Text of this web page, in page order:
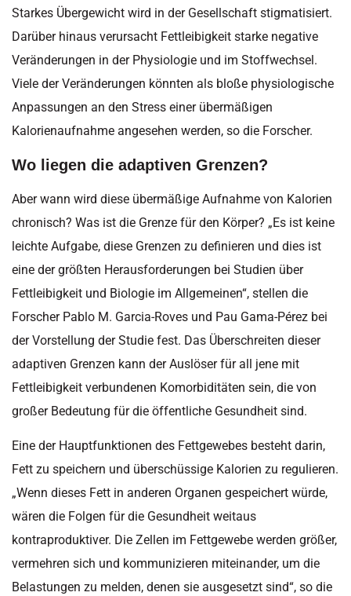
Starkes Übergewicht wird in der Gesellschaft stigmatisiert.
Darüber hinaus verursacht Fettleibigkeit starke negative
Veränderungen in der Physiologie und im Stoffwechsel.
Viele der Veränderungen könnten als bloße physiologische
Anpassungen an den Stress einer übermäßigen
Kalorienaufnahme angesehen werden, so die Forscher.
Wo liegen die adaptiven Grenzen?
Aber wann wird diese übermäßige Aufnahme von Kalorien
chronisch? Was ist die Grenze für den Körper? „Es ist keine
leichte Aufgabe, diese Grenzen zu definieren und dies ist
eine der größten Herausforderungen bei Studien über
Fettleibigkeit und Biologie im Allgemeinen“, stellen die
Forscher Pablo M. Garcia-Roves und Pau Gama-Pérez bei
der Vorstellung der Studie fest. Das Überschreiten dieser
adaptiven Grenzen kann der Auslöser für all jene mit
Fettleibigkeit verbundenen Komorbiditäten sein, die von
großer Bedeutung für die öffentliche Gesundheit sind.
Eine der Hauptfunktionen des Fettgewebes besteht darin,
Fett zu speichern und überschüssige Kalorien zu regulieren.
„Wenn dieses Fett in anderen Organen gespeichert würde,
wären die Folgen für die Gesundheit weitaus
kontraproduktiver. Die Zellen im Fettgewebe werden größer,
vermehren sich und kommunizieren miteinander, um die
Belastungen zu melden, denen sie ausgesetzt sind“, so die